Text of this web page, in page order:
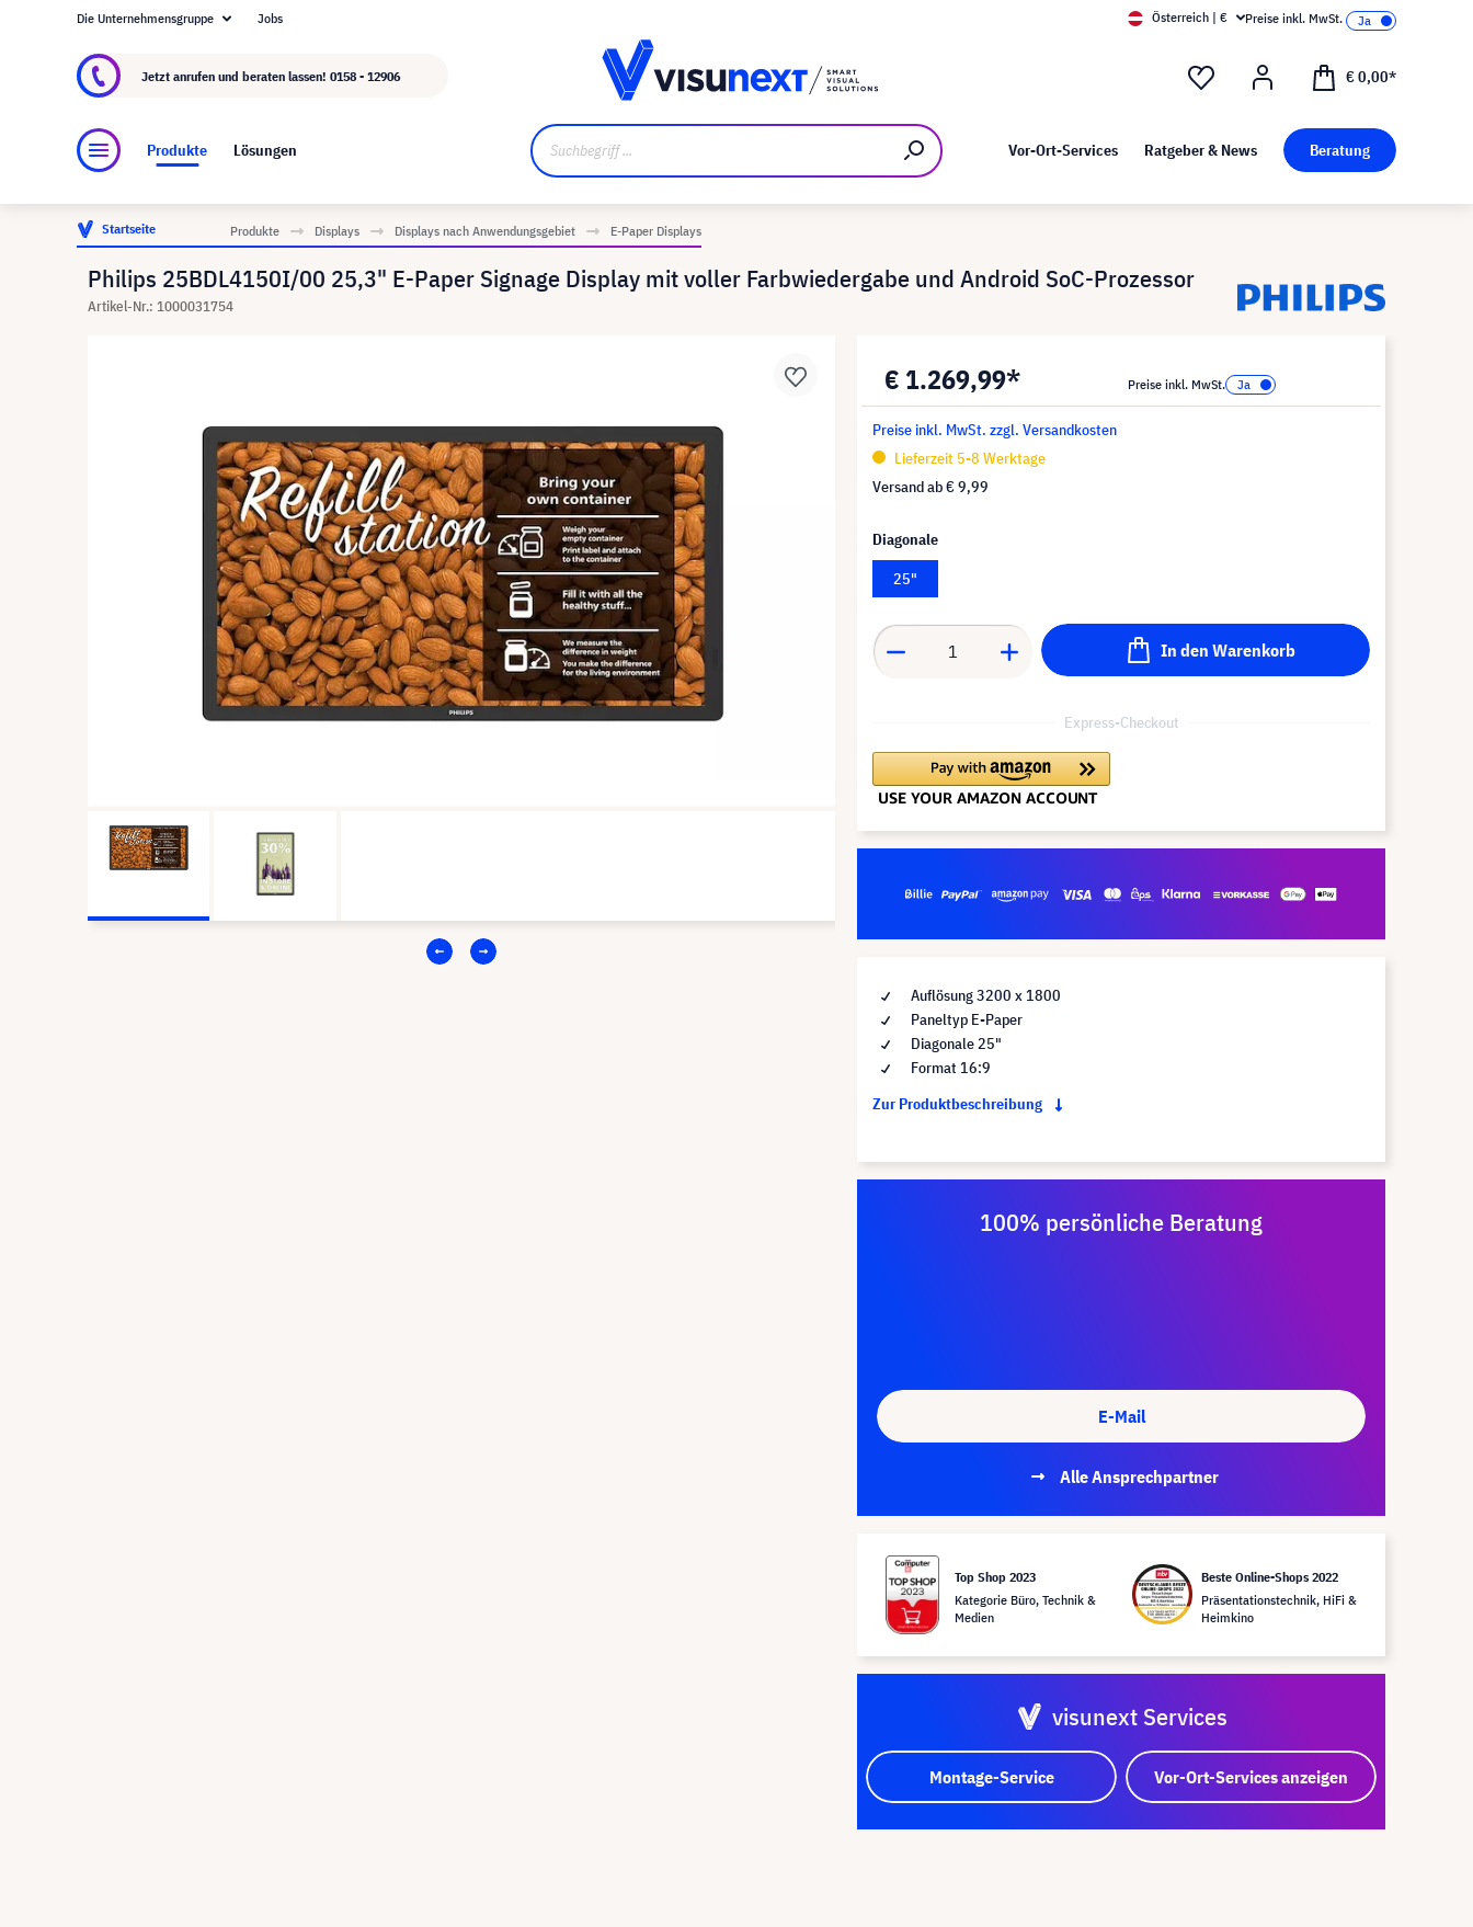
Über visunext.at Kunst bei visunext
Die Unternehmensgruppe Jobs Österreich | € Preise inkl. MwSt.
Jetzt anrufen und beraten lassen! 0158 - 12906 € 0,00*
Produkte Lösungen Vor-Ort-Services Ratgeber & News Beratung
Startseite Produkte Displays Displays nach Anwendungsgebiet E-Paper Displays
Philips 25BDL4150I/00 25,3" E-Paper Signage Display mit voller Farbwiedergabe und Android SoC-Prozessor
Artikel-Nr.: 1000031754
€ 1.269,99* Preise inkl. MwSt.
Preise inkl. MwSt. zzgl. Versandkosten
Lieferzeit 5-8 Werktage
Versand ab€ 9,99
Diagonale
25"
In den Warenkorb
Express-Checkout
Auflösung 3200 x 1800
Paneltyp E-Paper
Diagonale 25"
Format 16:9
Zur Produktbeschreibung
100% persönliche Beratung
E-Mail
Alle Ansprechpartner
Top Shop 2023
Kategorie Büro, Technik &
Medien
Beste Online-Shops 2022
Präsentationstechnik, HiFi &
Heimkino
visunext Services
Montage-Service Vor-Ort-Services anzeigen